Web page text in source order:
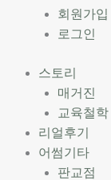
회원가입
로그인
스토리
매거진
교육철학
리얼후기
어썸기타
판교점